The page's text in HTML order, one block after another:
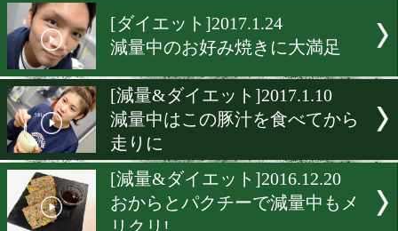
[減量&ダイエット]2017.3.7
日本タイトル戦前に「必勝
ン」
[減量&ダイエット
本日大一番の京口紘人がハ
ーグ完食
[減量&ダイエット